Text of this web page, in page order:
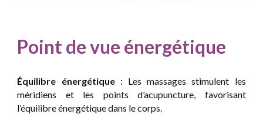
Point de vue énergétique
Équilibre énergétique: Les massages stimulent les
méridiens et les points d’acupuncture, favorisant
l’équilibre énergétique dans le corps.